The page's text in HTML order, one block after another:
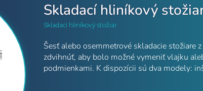
stožiar | Adivin Beach Flag
Skladací hliníkový
Skladací hliníkový stožiar
Šesť alebo osemmetrové skladacie stožiare
zdvihnúť, aby bolo možné vymeniť vlajku
podmienkami. K dispozícii sú dva modely: